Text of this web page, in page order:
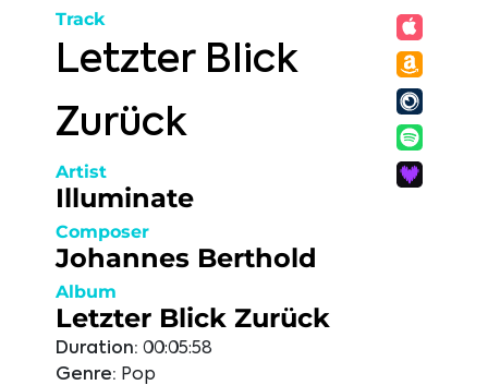
Track
Letzter Blick
Zurück
Artist
Illuminate
Composer
Johannes Berthold
Album
Letzter Blick Zurück
Duration: 00:05:58
Genre: Pop